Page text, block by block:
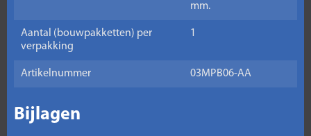
mm.
Aantal (bouwpakketten) per
verpakking
1
Artikelnummer 03MPB06-AA
Bijlagen